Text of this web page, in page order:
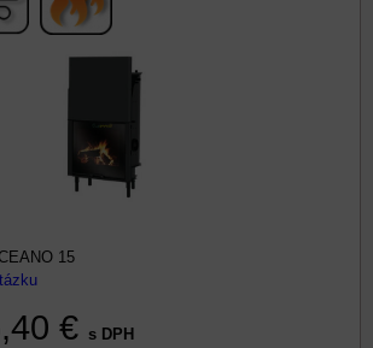
15
€ s DPH